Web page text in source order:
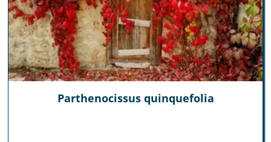
Parthenocissus quinquefolia